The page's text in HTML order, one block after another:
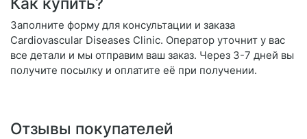
Заполните форму для консультации и заказа
Cardiovascular Diseases Clinic. Оператор уточнит у вас
все детали и мы отправим ваш заказ. Через 3-7 дней вы
получите посылку и оплатите её при получении.
Отзывы покупателей